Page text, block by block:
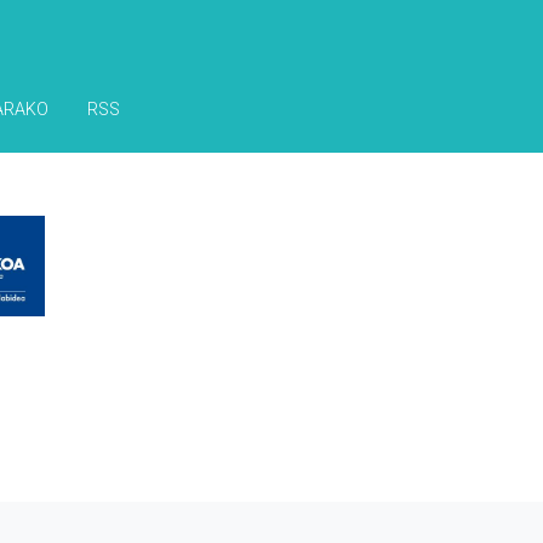
RSS